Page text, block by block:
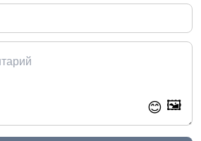
😊 🖼️